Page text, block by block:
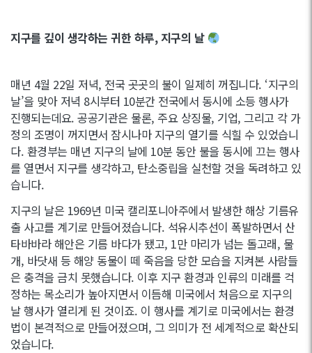
지구를 깊이 생각하는 귀한 하루, 지구의 날
매년 4월 22일 저녁, 전국 곳곳의 불이 일제히 꺼집니다. ‘지구의
날’을 맞아 저녁 8시부터 10분간 전국에서 동시에 소등 행사가
진행되는데요. 공공기관은 물론, 주요 상징물, 기업, 그리고 각 가
정의 조명이 꺼지면서 잠시나마 지구의 열기를 식힐 수 있었습니
다. 환경부는 매년 지구의 날에 10분 동안 불을 동시에 끄는 행사
를 열면서 지구를 생각하고, 탄소중립을 실천할 것을 독려하고 있
습니다.
지구의 날은 1969년 미국 캘리포니아주에서 발생한 해상 기름유
출 사고를 계기로 만들어졌습니다. 석유시추선이 폭발하면서 산
타바바라 해안은 기름 바다가 됐고, 1만 마리가 넘는 돌고래, 물
개, 바닷새 등 해양 동물이 떼 죽음을 당한 모습을 지켜본 사람들
은 충격을 금치 못했습니다. 이후 지구 환경과 인류의 미래를 걱
정하는 목소리가 높아지면서 이듬해 미국에서 처음으로 지구의
날 행사가 열리게 된 것이죠. 이 행사를 계기로 미국에서는 환경
법이 본격적으로 만들어졌으며, 그 의미가 전 세계적으로 확산되
었습니다.